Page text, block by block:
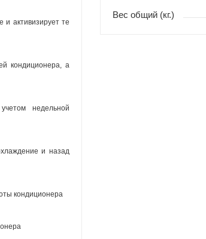
и активизирует те
кондиционера, а
недельной
и назад
кондиционера
Вес общий (кг.)